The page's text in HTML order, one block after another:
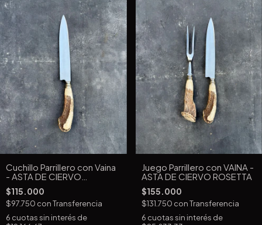
Cuchillo Parrillero con Vaina
- ASTA DE CIERVO
ROSETTA
$115.000
$97.750 conTransferencia
6 cuotas sin interés de
Juego Parrillero con VAINA -
ASTA DE CIERVO ROSETTA
$155.000
$131.750 conTransferencia
6 cuotas sin interés de